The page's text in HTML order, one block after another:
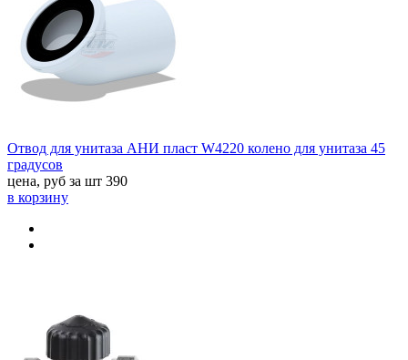
Отвод для унитаза АНИ пласт W4220 колено для унитаза 45
градусов
цена, руб за шт 390
в корзину